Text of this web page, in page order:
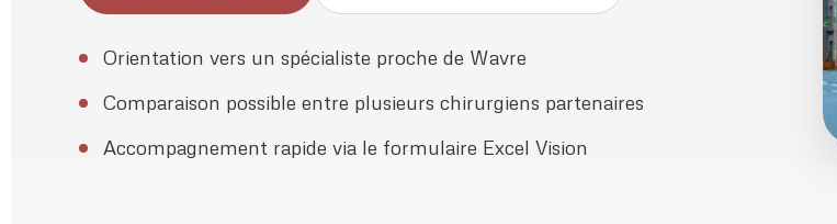
Orientation vers un spécialiste proche de Wavre
Comparaison possible entre plusieurs chirurgiens partenaires
Accompagnement rapide via le formulaire Excel Vision